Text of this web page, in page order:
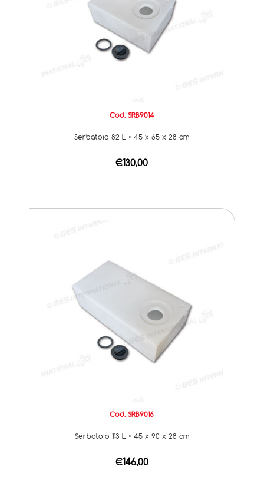
Cod. SRB9014
Serbatoio 82 L • 45 x 65 x 28 cm
€130,00
Cod. SRB9016
Serbatoio 113 L • 45 x 90 x 28 cm
€146,00